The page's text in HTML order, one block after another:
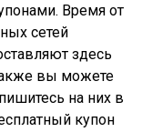
Время от
сетей
здесь
вы можете
на них в
купон